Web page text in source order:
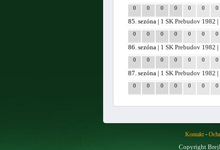
0 0 0 0 0 0 0
85. sezóna | 1 SK Prebudov 1982
0 0 0 0 0 0 0
86. sezóna | 1 SK Prebudov 1982
0 0 0 0 0 0 0
87. sezóna | 1 SK Prebudov 1982
0 0 0 0 0 0 0
Kontakt-
Copyright